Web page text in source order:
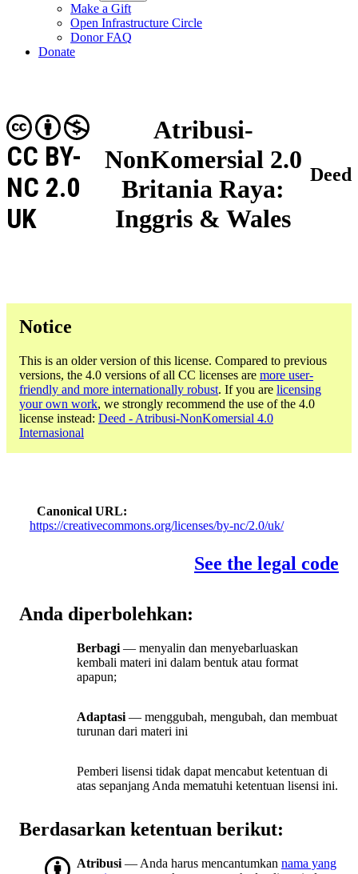
Make a Gift
Open Infrastructure Circle
Donor FAQ
Donate
Atribusi-
NonKomersial 2.0
Britania Raya:
Inggris & Wales
CC BY-
NC 2.0
UK
Deed
Notice
This is an older version of this license. Compared to previous
versions, the 4.0 versions of all CC licenses are more user-
friendly and more internationally robust. If you are licensing
your own work, we strongly recommend the use of the 4.0
license instead: Deed - Atribusi-NonKomersial 4.0
Internasional
Canonical URL
https://creativecommons.org/licenses/by-nc/2.0/uk/
See the legal code
Anda diperbolehkan:
Berbagi — menyalin dan menyebarluaskan
kembali materi ini dalam bentuk atau format
apapun;
Adaptasi — menggubah, mengubah, dan membuat
turunan dari materi ini
Pemberi lisensi tidak dapat mencabut ketentuan di
atas sepanjang Anda mematuhi ketentuan lisensi ini.
Berdasarkan ketentuan berikut:
Atribusi — Anda harus mencantumkan nama yang